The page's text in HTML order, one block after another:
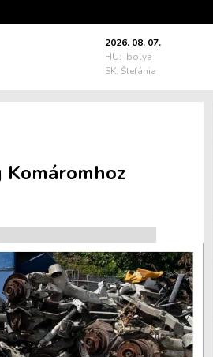
2026. 08. 07.
HU: Ibolya
SK: Štefánia